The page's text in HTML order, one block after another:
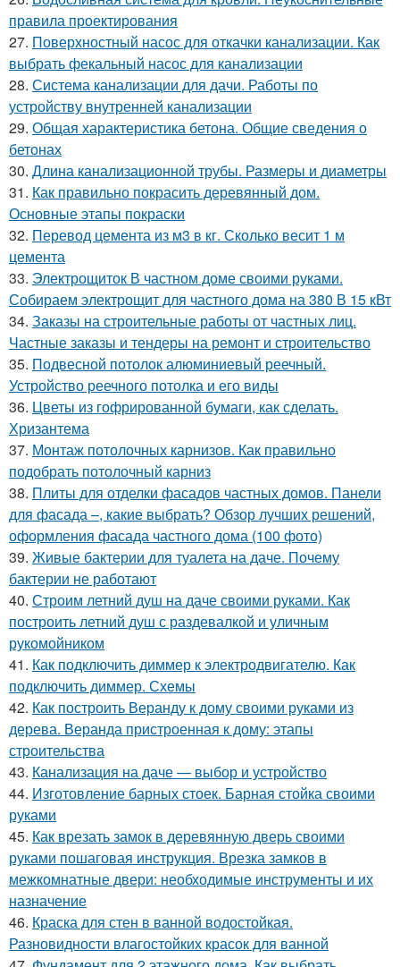
правила проектирования
27. Поверхностный насос для откачки канализации. Как
выбрать фекальный насос для канализации
28. Система канализации для дачи. Работы по
устройству внутренней канализации
29. Общая характеристика бетона. Общие сведения о
бетонах
30. Длина канализационной трубы. Размеры и диаметры
31. Как правильно покрасить деревянный дом.
Основные этапы покраски
32. Перевод цемента из м3 в кг. Сколько весит 1 м
цемента
33. Электрощиток В частном доме своими руками.
Собираем электрощит для частного дома на 380 В 15 кВт
34. Заказы на строительные работы от частных лиц.
Частные заказы и тендеры на ремонт и строительство
35. Подвесной потолок алюминиевый реечный.
Устройство реечного потолка и его виды
36. Цветы из гофрированной бумаги, как сделать.
Хризантема
37. Монтаж потолочных карнизов. Как правильно
подобрать потолочный карниз
38. Плиты для отделки фасадов частных домов. Панели
для фасада –, какие выбрать? Обзор лучших решений,
оформления фасада частного дома (100 фото)
39. Живые бактерии для туалета на даче. Почему
бактерии не работают
40. Строим летний душ на даче своими руками. Как
построить летний душ с раздевалкой и уличным
рукомойником
41. Как подключить диммер к электродвигателю. Как
подключить диммер. Схемы
42. Как построить Веранду к дому своими руками из
дерева. Веранда пристроенная к дому: этапы
строительства
43. Канализация на даче — выбор и устройство
44. Изготовление барных стоек. Барная стойка своими
руками
45. Как врезать замок в деревянную дверь своими
руками пошаговая инструкция. Врезка замков в
межкомнатные двери: необходимые инструменты и их
назначение
46. Краска для стен в ванной водостойкая.
Разновидности влагостойких красок для ванной